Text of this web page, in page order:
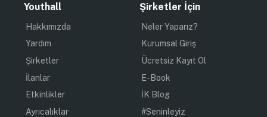
Youthall
Hakkımızda
Yardım
Şirketler
İlanlar
Etkinlikler
Ayrıcalıklar
Şirketler İçin
Neler Yaparız?
Kurumsal Giriş
Ücretsiz Kayıt Ol
E-Book
İK Blog
#Seninleyiz